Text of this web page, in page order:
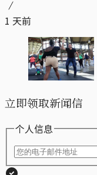
1 天前
立即领取新闻信
个人信息